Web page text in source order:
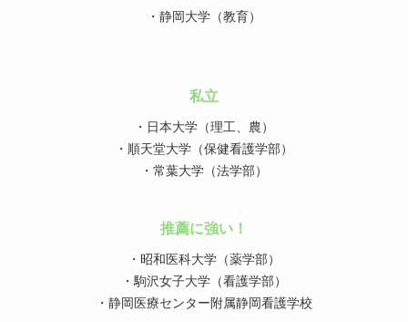
・静岡大学（教育）
私立
・日本大学（理工、農）
・順天堂大学（保健看護学部）
・常葉大学（法学部）
推薦に強い！
・昭和医科大学（薬学部）
・駒沢女子大学（看護学部）
・静岡医療センター附属静岡看護学校